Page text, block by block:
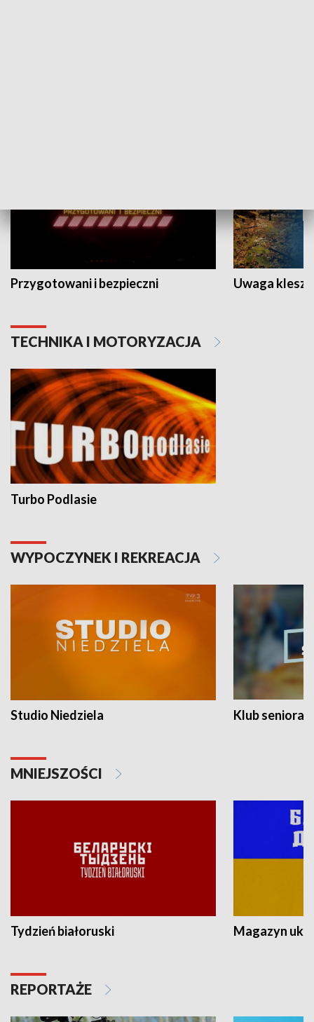
Przygotowani i bezpieczni Uwaga
TECHNIKA I MOTORYZACJA
Turbo Podlasie
WYPOCZYNEK I REKREACJA
Studio Niedziela Klub seniora
MNIEJSZOŚCI
Tydzień białoruski Magazyn
REPORTAŻE